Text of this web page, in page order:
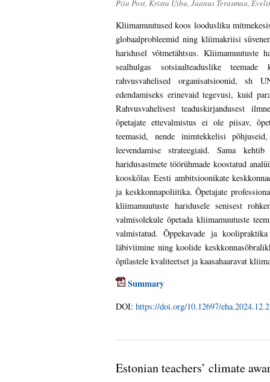
Piia Post, Krista Uibu, Jaanus Terasmaa,
Kliimamuutused koos loodusliku
globaalprobleemid ning kliimakriisi
haridusel võtmetähtsus. Kliimamuutuste
sealhulgas sotsiaalteaduslike
rahvusvahelised organisatsioonid, sh
edendamiseks erinevaid tegevusi, kuid
Rahvusvahelisest teaduskirjandusest
õpetajate ettevalmistus ei ole piisav,
teemasid, nende inimtekkelisi
leevendamise strateegiaid. Sama
haridusastmete töörühmade koostatud
kooskõlas Eesti ambitsioonikate
ja keskkonnapoliitika. Õpetajate
kliimamuutuste haridusele senisest
valmisolekule õpetada kliimamuutuste
valmistatud. Õppekavade ja
läbiviimine ning koolide
õpilastele kvaliteetset ja kaasahaaravat
Summary
DOI:https://doi.org/10.12697/
Estonian teachers’ climate